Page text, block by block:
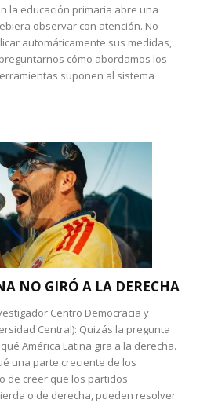
la educación primaria abre una
observar con atención. No
automáticamente sus medidas,
cómo abordamos los
suponen al sistema
NO GIRÓ A LA DERECHA
Centro Democracia y
Central): Quizás la pregunta
América Latina gira a la derecha.
una parte creciente de los
de creer que los partidos
o de derecha, pueden resolver